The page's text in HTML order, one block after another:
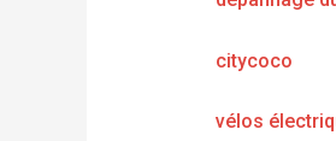
citycoco
vélos